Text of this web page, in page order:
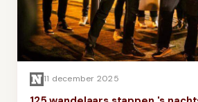
11 december 2025